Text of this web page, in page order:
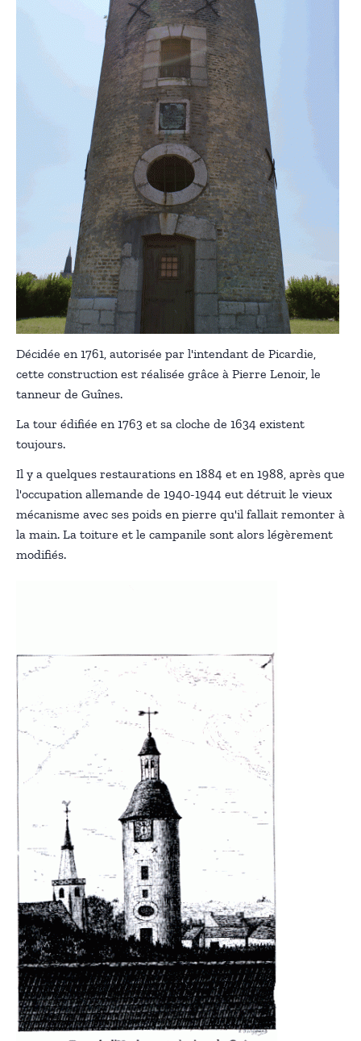
Décidée en 1761, autorisée par l'intendant de Picardie,
cette construction est réalisée grâce à Pierre Lenoir, le
tanneur de Guînes.
La tour édifiée en 1763 et sa cloche de 1634 existent
toujours.
Il y a quelques restaurations en 1884 et en 1988, après que
l'occupation allemande de 1940-1944 eut détruit le vieux
mécanisme avec ses poids en pierre qu'il fallait remonter à
la main. La toiture et le campanile sont alors légèrement
modifiés.